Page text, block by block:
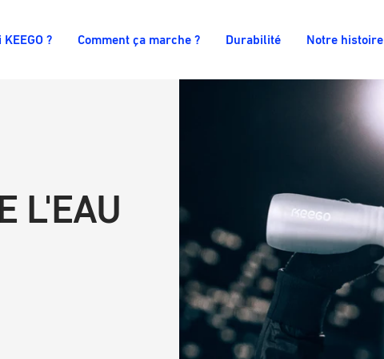
? Comment ça marche ? Durabilité Notre histoire
L'EAU